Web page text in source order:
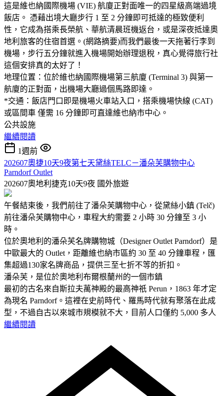
這是維也納國際機場 (VIE) 航廈正對面唯一的四星級高端過境
飯店。 憑藉出境大廳步行 1 至 2 分鐘即可抵達的極致便利
性，它成為搭乘長榮航、華航清晨班機返台，或是深夜抵達奧
地利旅客的住宿首選。(網路摘要)而我們最後一天拖著行李到
機場，步行五分鐘就進入機場開始辦理退稅，真心覺得旅行社
這個安排真的太好了！
地理位置：位於維也納國際機場第三航廈 (Terminal 3) 與第一
航廈的正對面，出機場大廳過個馬路即達。
*交通：飯店門口即是機場火車站入口，搭乘機場快線 (CAT)
或區間車 僅需 16 分鐘即可直達維也納市中心。
公共設施
繼續閱讀
1週前
202607奧捷10天9夜第七天黛絲TELC－潘朵芙購物中心
Parndorf Outlet
202607奧地利捷克10天9夜 國外旅遊
午餐結束後，我們前往了潘朵芙購物中心，從黛絲小鎮 (Telč)
前往潘朵芙購物中心，車程大約需要 2 小時 30 分鐘至 3 小
時。
位於奧地利的潘朵芙名牌購物城（Designer Outlet Parndorf）是
中歐最大的 Outlet，距離維也納市區約 30 至 40 分鐘車程，匯
集超過130家名牌商品，提供三至七折不等的折扣。
潘朵芙，是位於奧地利布爾根蘭州的一個市鎮
最初的古名來自斯拉夫萬神殿的最高神祇 Perun，1863 年才定
為現名 Parndorf。這裡在史前時代、羅馬時代就有聚落在此成
型，不過自古以來城市規模就不大，目前人口僅約 5,000 多人
繼續閱讀